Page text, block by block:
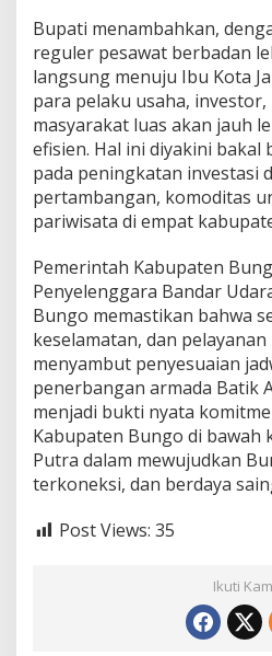
​Bupati menambahkan,
reguler pesawat berbadan
langsung menuju Ibu Kota
para pelaku usaha,
masyarakat luas akan jauh
efisien. Hal ini diyakini bakal
pada peningkatan investasi
pertambangan, komoditas
pariwisata di empat
​Pemerintah Kabupaten
Penyelenggara Bandar
Bungo memastikan bahwa
keselamatan, dan
menyambut penyesuaian
penerbangan armada Batik
menjadi bukti nyata
Kabupaten Bungo di bawah
Putra dalam mewujudkan
terkoneksi, dan berdaya
Post Views: 35
Ikuti